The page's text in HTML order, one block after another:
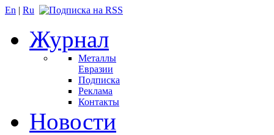
En | Ru
Журнал
Металлы
Евразии
Подписка
Реклама
Контакты
Новости